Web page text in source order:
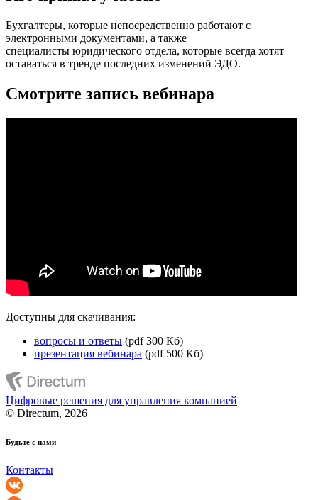
Бухгалтеры, которые непосредственно работают с
электронными документами, а также
специалисты юридического отдела, которые всегда хотят
оставаться в тренде последних изменений ЭДО.
Смотрите запись вебинара
Доступны для скачивания:
вопросы и ответы (pdf 300 Кб)
презентация вебинара (pdf 500 Кб)
Цифровые решения для управления компанией
© Directum, 2026
Будьте с нами
Контакты